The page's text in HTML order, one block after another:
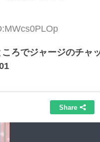
ろでジャージのチャ